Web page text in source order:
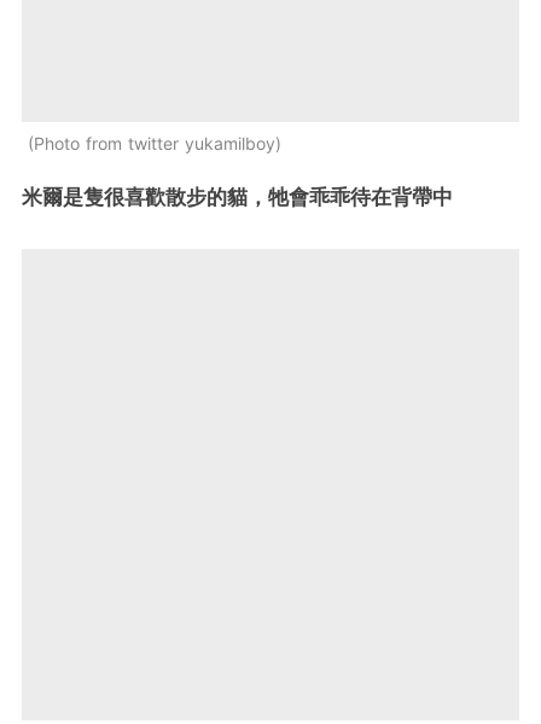
Photo from twitter yukamilboy
米爾是隻很喜歡散步的貓，牠會乖乖待在背帶中